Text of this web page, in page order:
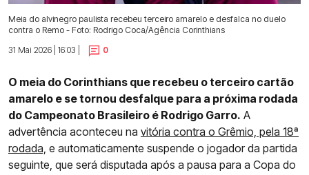
Meia do alvinegro paulista recebeu terceiro amarelo e desfalca no duelo
contra o Remo - Foto: Rodrigo Coca/Agência Corinthians
31 Mai 2026 | 16:03 |
0
O meia do Corinthians que recebeu o terceiro cartão
amarelo e se tornou desfalque para a próxima rodada
do Campeonato Brasileiro é Rodrigo Garro. A
advertência aconteceu na vitória contra o Grêmio, pela 18ª
rodada, e automaticamente suspende o jogador da partida
seguinte, que será disputada após a pausa para a Copa do